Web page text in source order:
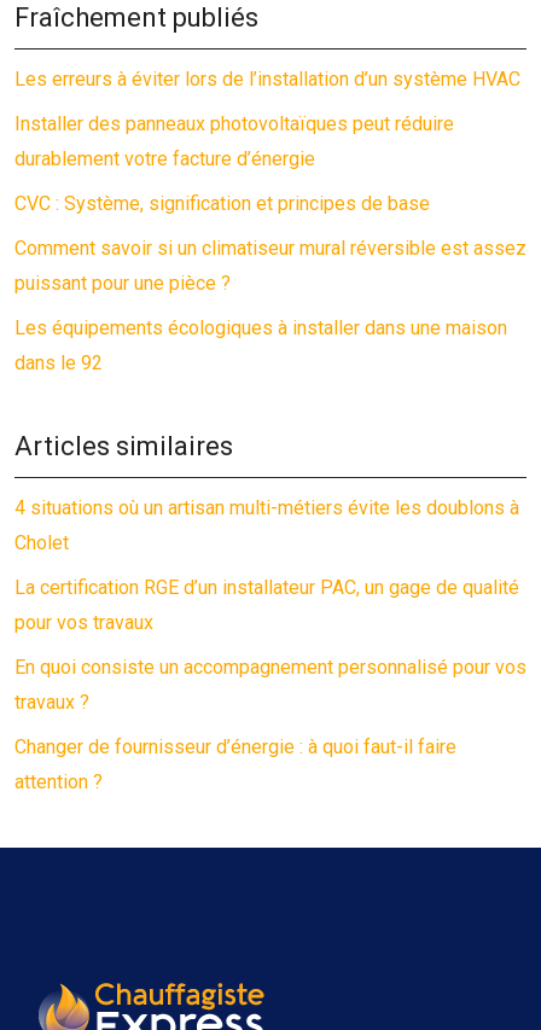
Fraîchement publiés
Les erreurs à éviter lors de l’installation d’un système HVAC
Installer des panneaux photovoltaïques peut réduire
durablement votre facture d’énergie
CVC : Système, signification et principes de base
Comment savoir si un climatiseur mural réversible est assez
puissant pour une pièce ?
Les équipements écologiques à installer dans une maison
dans le 92
Articles similaires
4 situations où un artisan multi-métiers évite les doublons à
Cholet
La certification RGE d’un installateur PAC, un gage de qualité
pour vos travaux
En quoi consiste un accompagnement personnalisé pour vos
travaux ?
Changer de fournisseur d’énergie : à quoi faut-il faire
attention ?